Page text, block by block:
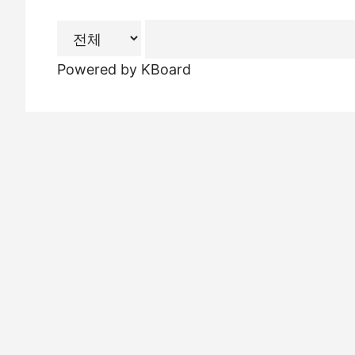
Powered by KBoard